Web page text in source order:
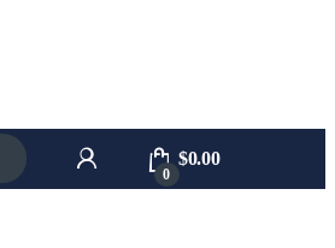
0
$0.00